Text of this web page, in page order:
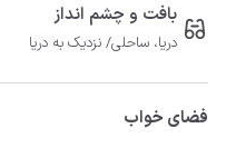
بافت و چشم انداز
دریا، ساحلی/ نزدیک به دریا
فضای خواب